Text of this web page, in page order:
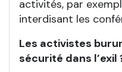
activités, par
interdisant les
Les activistes
sécurité dans l’exil